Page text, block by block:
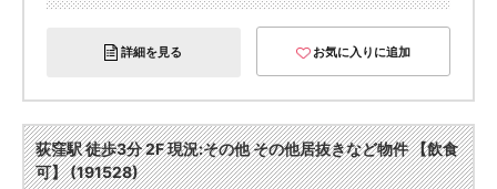
詳細を見る お気に入りに追加
荻窪駅 徒歩3分 2F 現況:その他 その他居抜きなど物件 【飲食
可】 (191528)